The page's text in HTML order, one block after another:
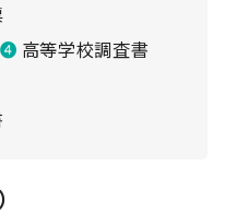
高等学校調査書